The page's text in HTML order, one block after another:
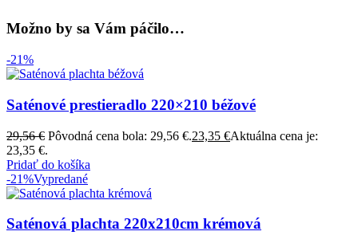
Možno by sa Vám páčilo…
-21%
Saténové prestieradlo 220×210 béžové
29,56€ Pôvodná cena bola: 29,56 €.23,35 €Aktuálna cena je:
23,35 €.
Pridať do košíka
-21%Vypredané
Saténová plachta 220x210cm krémová